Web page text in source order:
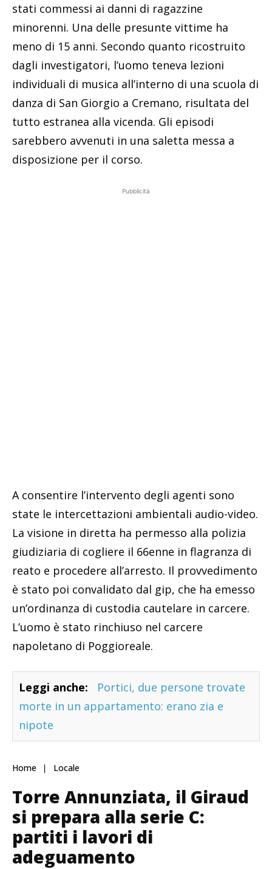
stati commessi ai danni di ragazzine
minorenni. Una delle presunte vittime ha
meno di 15 anni. Secondo quanto ricostruito
dagli investigatori, l’uomo teneva lezioni
individuali di musica all’interno di una scuola di
danza di San Giorgio a Cremano, risultata del
tutto estranea alla vicenda. Gli episodi
sarebbero avvenuti in una saletta messa a
disposizione per il corso.
Pubblicità
A consentire l’intervento degli agenti sono
state le intercettazioni ambientali audio-video.
La visione in diretta ha permesso alla polizia
giudiziaria di cogliere il 66enne in flagranza di
reato e procedere all’arresto. Il provvedimento
è stato poi convalidato dal gip, che ha emesso
un’ordinanza di custodia cautelare in carcere.
L’uomo è stato rinchiuso nel carcere
napoletano di Poggioreale.
Leggi anche:
Portici, due persone trovate
morte in un appartamento: erano zia e
nipote
Home Locale
Torre Annunziata, il Giraud
si prepara alla serie C:
partiti i lavori di
adeguamento